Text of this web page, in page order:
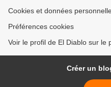
Cookies et données
Préférences cookies
Voir le profil de El Diablo sur le
Créer un